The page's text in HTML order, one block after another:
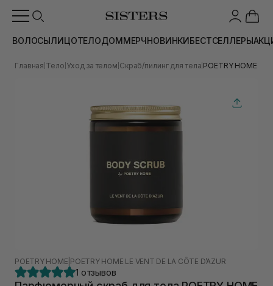
ВОЛОСЫЛИЦОТЕЛОДОММЕРЧНОВИНКИБЕСТСЕЛЛЕРЫ
Главная Тело Уход за телом Скраб/пилинг для тела POETRY HOME Le
POETRY HOME POETRY HOME LE VENT DE LA CÔTE D’AZUR
1 отзывов